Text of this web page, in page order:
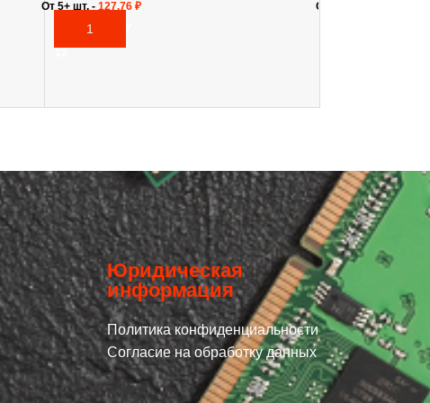
В КОРЗИНУ
От 5+ шт. - 127,76 ₽
От 5+ шт. -
Юридическая
информация
Политика конфиденциальности
Согласие на обработку данных